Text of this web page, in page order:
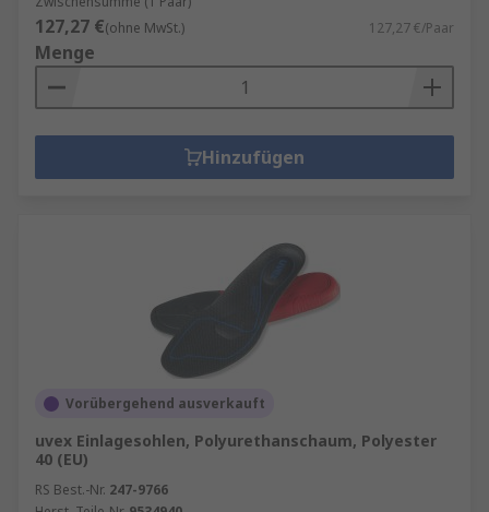
127,27 €(ohne MwSt.) 127,27 €/Paar
Menge
Hinzufügen
Vorübergehend ausverkauft
uvex Einlagesohlen, Polyurethanschaum, Polyester
40 (EU)
RS Best.-Nr. 247-9766